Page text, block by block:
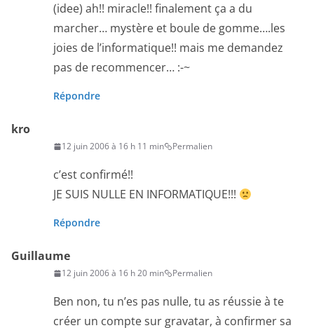
(idee) ah!! miracle!! finalement ça a du
marcher… mystère et boule de gomme….les
joies de l’informatique!! mais me demandez
pas de recommencer… :-~
Répondre
kro
12 juin 2006 à 16 h 11 min Permalien
c’est confirmé!!
JE SUIS NULLE EN INFORMATIQUE!!!
Répondre
Guillaume
12 juin 2006 à 16 h 20 min Permalien
Ben non, tu n’es pas nulle, tu as réussie à te
créer un compte sur gravatar, à confirmer sa